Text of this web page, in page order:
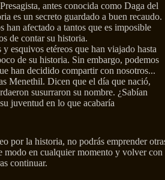
antes conocida como Daga del
es un secreto guardado a buen recaudo.
han afectado a tantos que es imposible
de contar su historia.
y esquivos etéreos que han viajado hasta
de su historia. Sin embargo, podemos
han decidido compartir con nosotros...
Menethil. Dicen que el día que nació,
susurraron su nombre. ¿Sabían
juventud en lo que acabaría
por la historia, no podrás emprender
modo en cualquier momento y volver con
continuar.